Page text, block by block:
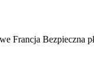
Francja Bezpieczna